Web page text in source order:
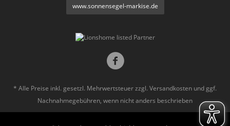
www.sonnensegel-markise.de
* Alle Preise inkl. gesetzl. Mehrwertsteuer zzgl. Versandkosten und ggf.
Nachnahmegebühren, wenn nicht anders beschrieben